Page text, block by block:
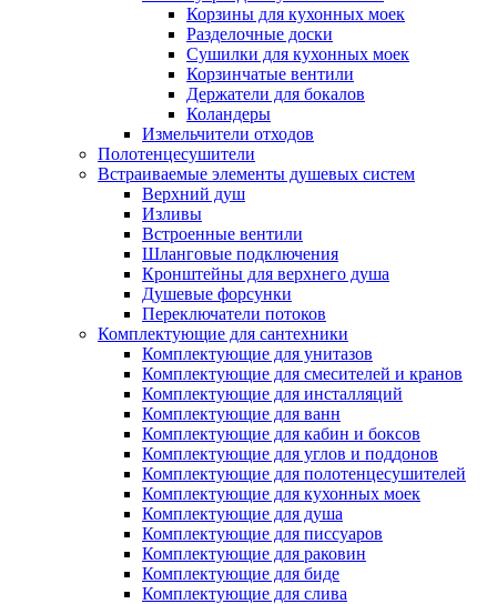
Корзины для кухонных моек
Разделочные доски
Сушилки для кухонных моек
Корзинчатые вентили
Держатели для бокалов
Коландеры
Измельчители отходов
Полотенцесушители
Встраиваемые элементы душевых систем
Верхний душ
Изливы
Встроенные вентили
Шланговые подключения
Кронштейны для верхнего душа
Душевые форсунки
Переключатели потоков
Комплектующие для сантехники
Комплектующие для унитазов
Комплектующие для смесителей и кранов
Комплектующие для инсталляций
Комплектующие для ванн
Комплектующие для кабин и боксов
Комплектующие для углов и поддонов
Комплектующие для полотенцесушителей
Комплектующие для кухонных моек
Комплектующие для душа
Комплектующие для писсуаров
Комплектующие для раковин
Комплектующие для биде
Комплектующие для слива